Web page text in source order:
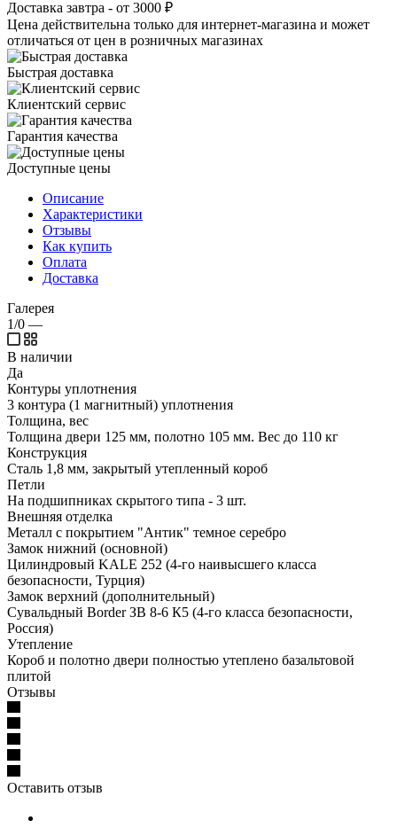
Доставка завтра - от 3000 ₽
Цена действительна только для интернет-магазина и может
отличаться от цен в розничных магазинах
Быстрая доставка
Клиентский сервис
Гарантия качества
Доступные цены
Описание
Характеристики
Отзывы
Как купить
Оплата
Доставка
Галерея
1/0 —
В наличии
Да
Контуры уплотнения
3 контура (1 магнитный) уплотнения
Толщина, вес
Толщина двери 125 мм, полотно 105 мм. Вес до 110 кг
Конструкция
Сталь 1,8 мм, закрытый утепленный короб
Петли
На подшипниках скрытого типа - 3 шт.
Внешняя отделка
Металл с покрытием "Антик" темное серебро
Замок нижний (основной)
Цилиндровый KALE 252 (4-го наивысшего класса
безопасности, Турция)
Замок верхний (дополнительный)
Сувальдный Border ЗВ 8-6 К5 (4-го класса безопасности,
Россия)
Утепление
Короб и полотно двери полностью утеплено базальтовой
плитой
Отзывы
Оставить отзыв